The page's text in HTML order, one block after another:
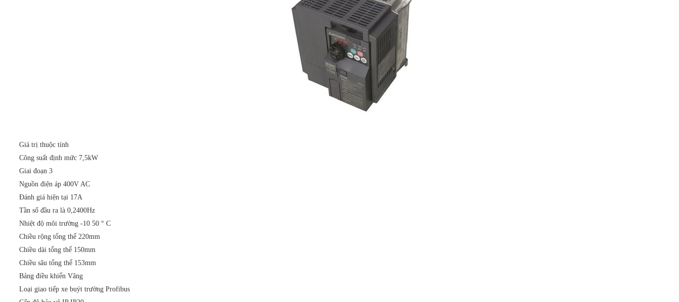
Giá trị thuộc tính
Công suất định mức 7,5kW
Giai đoạn 3
Nguồn điện áp 400V AC
Đánh giá hiện tại 17A
Tần số đầu ra là 0,2400Hz
Nhiệt độ môi trường -10 50 ° C
Chiều rộng tổng thể 220mm
Chiều dài tổng thể 150mm
Chiều sâu tổng thể 153mm
Bảng điều khiển Vâng
Loại giao tiếp xe buýt trường Profibus